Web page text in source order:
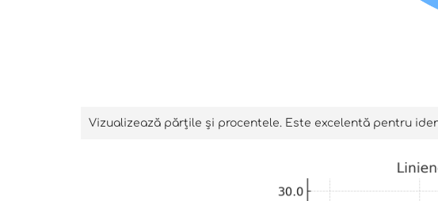
Vizualizează părțile și procentele. Este excelentă pentru